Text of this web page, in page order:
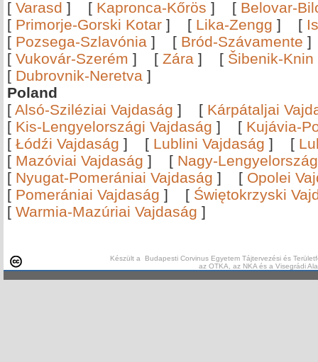
[ Varasd ] [ Kapronca-Kőrös ] [ Belovar-
[ Primorje-Gorski Kotar ] [ Lika-Zengg ] [
[ Pozsega-Szlavónia ] [ Bród-Szávamente
[ Vukovár-Szerém ] [ Zára ] [ Šibenik-Knin
[ Dubrovnik-Neretva ]
Poland
[ Alsó-Sziléziai Vajdaság ] [ Kárpátaljai
[ Kis-Lengyelországi Vajdaság ] [ Kujávia-
[ Łódźi Vajdaság ] [ Lublini Vajdaság ] [
[ Mazóviai Vajdaság ] [ Nagy-
[ Nyugat-Pomerániai Vajdaság ] [ Opolei
[ Pomerániai Vajdaság ] [ Świętokrzyski
[ Warmia-Mazúriai Vajdaság ]
Készült a Budapesti Corvinus Egyetem Tájtervezési és
az OTKA, az NKA és a Visegrádi